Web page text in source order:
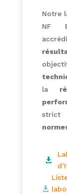
Notre
NF
la
strict

